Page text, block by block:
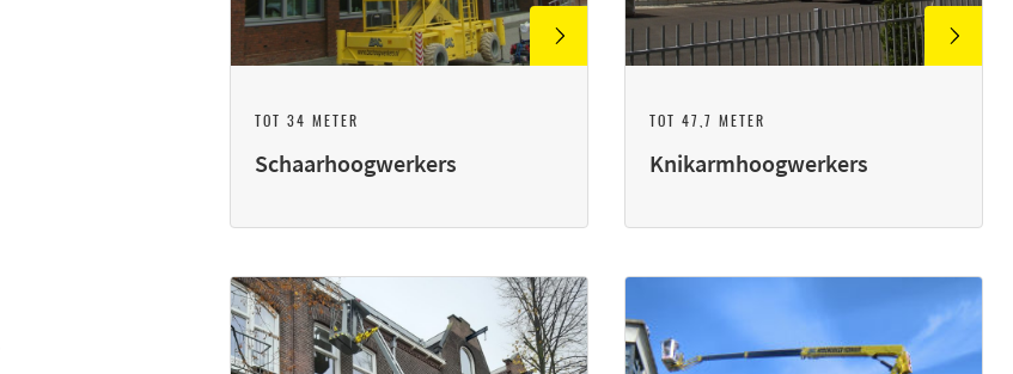
TOT 34 METER
Schaarhoogwerkers
TOT 47,7 METER
Knikarmhoogwerkers